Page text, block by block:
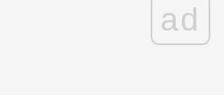
ad